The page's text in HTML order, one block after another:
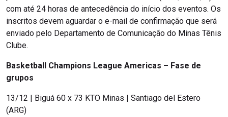
com até 24 horas de antecedência do início dos eventos. Os
inscritos devem aguardar o e-mail de confirmação que será
enviado pelo Departamento de Comunicação do Minas Tênis
Clube.
Basketball Champions League Americas – Fase de
grupos
13/12 | Biguá 60 x 73 KTO Minas | Santiago del Estero
(ARG)